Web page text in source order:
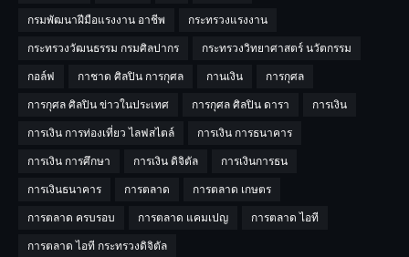
กรมพัฒนาฝีมือแรงงาน อาชีพ
กระทรวงแรงงาน
กระทรวงวัฒนธรรม กรมศิลปากร
กระทรวงวิทยาศาสตร์ นวัตกรรม
กอล์ฟ
กาชาด ศิลปิน การกุศล กานเงิน
การกุศล
การกุศล ศิลปิน ข่าวในประเทศ
การกุศล ศิลปิน ดารา
การเงิน
การเงิน การท่องเที่ยว ไลฟสไตล์
การเงิน การธนาคาร
การเงิน การศึกษา
การเงิน ดิจิตัล
การเงินการธน
การเงินธนาคาร
การตลาด
การตลาด เกษตร
การตลาด ครบรอบ
การตลาด แคมเปญ
การตลาด ไอที
การตลาด ไอที กระทรวงดิจิตัล